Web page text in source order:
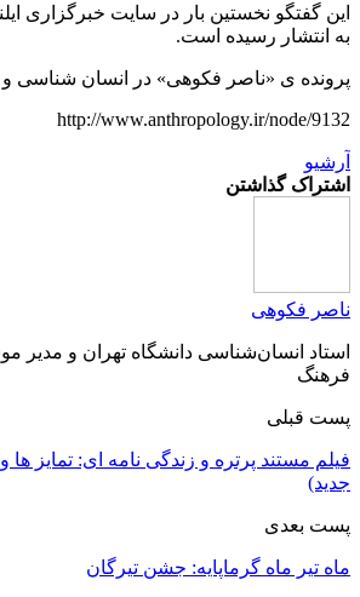
به انتشار رسیده است.
پرونده ی «ناصر فکوهی» در انسان شناسی
http://www.anthropology.ir/node/9132
آرشیو
اشتراک گذاشتن
ناصر فکوهی
استاد انسان‌شناسی دانشگاه تهران و
فرهنگ
پست قبلی
جدید)
پست بعدی
ماه تیر ماه گرماپایه: جشن تیرگان